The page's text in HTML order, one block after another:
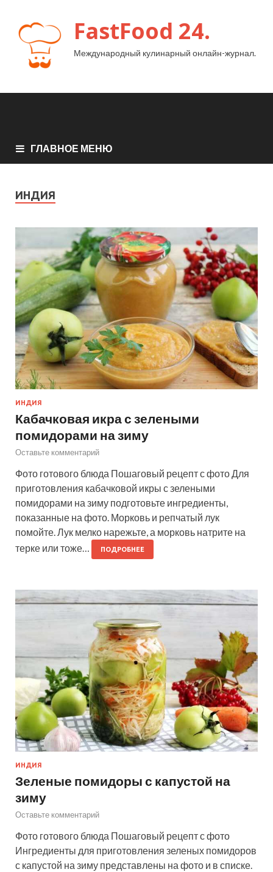
FastFood 24.
Международный кулинарный онлайн-журнал.
ГЛАВНОЕ МЕНЮ
ИНДИЯ
ИНДИЯ
Кабачковая икра с зелеными
помидорами на зиму
Оставьте комментарий
Фото готового блюда Пошаговый рецепт с фото Для
приготовления кабачковой икры с зелеными
помидорами на зиму подготовьте ингредиенты,
показанные на фото. Морковь и репчатый лук
помойте. Лук мелко нарежьте, а морковь натрите на
терке или тоже…
ПОДРОБНЕЕ
ИНДИЯ
Зеленые помидоры с капустой на
зиму
Оставьте комментарий
Фото готового блюда Пошаговый рецепт с фото
Ингредиенты для приготовления зеленых помидоров
с капустой на зиму представлены на фото и в списке.